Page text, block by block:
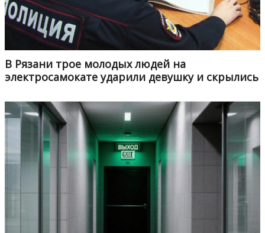
В Рязани трое молодых людей на
электросамокате ударили девушку и скрылись